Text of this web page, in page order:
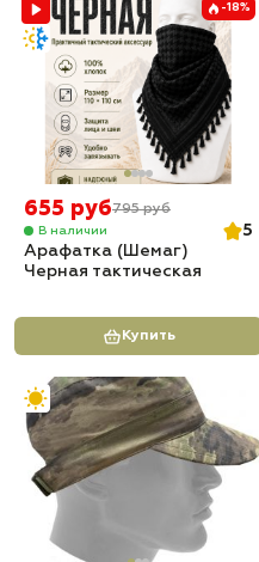
-18%
655 руб795 руб
В наличии
5
Арафатка (Шемаг)
Черная тактическая
Купить